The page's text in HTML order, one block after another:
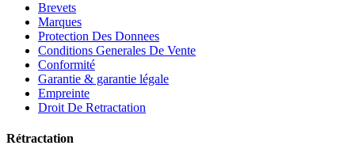
Brevets
Marques
Protection Des Donnees
Conditions Generales De Vente
Conformité
Garantie & garantie légale
Empreinte
Droit De Retractation
Rétractation